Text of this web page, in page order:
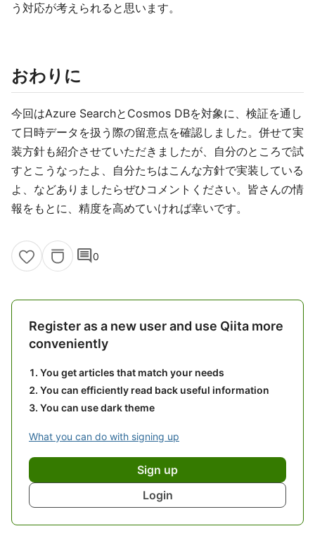
う対応が考えられると思います。
おわりに
今回はAzure SearchとCosmos DBを対象に、検証を通し
て日時データを扱う際の留意点を確認しました。併せて実
装方針も紹介させていただきましたが、自分のところで試
すとこうなったよ、自分たちはこんな方針で実装している
よ、などありましたらぜひコメントください。皆さんの情
報をもとに、精度を高めていければ幸いです。
comment0
Register as a new user and use Qiita more
conveniently
You get articles that match your needs
You can efficiently read back useful information
You can use dark theme
What you can do with signing up
Sign up
Login